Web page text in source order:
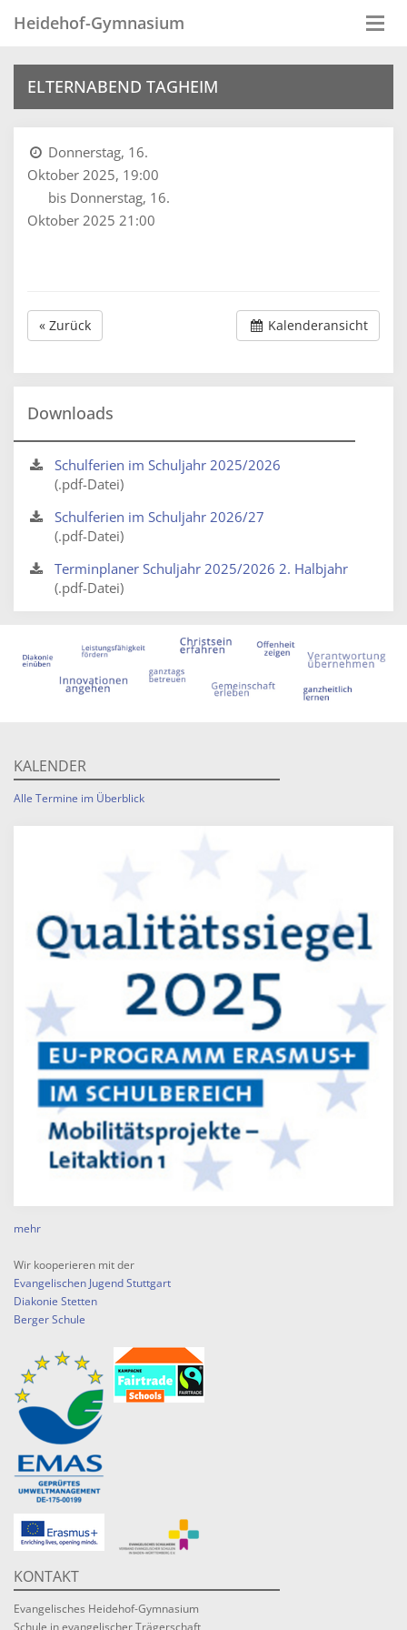
Heidehof-Gymnasium
ELTERNABEND TAGHEIM
Donnerstag, 16.
Oktober 2025, 19:00
bis Donnerstag, 16.
Oktober 2025 21:00
« Zurück Kalenderansicht
Downloads
Schulferien im Schuljahr 2025/2026
(.pdf-Datei)
Schulferien im Schuljahr 2026/27
(.pdf-Datei)
Terminplaner Schuljahr 2025/2026 2. Halbjahr
(.pdf-Datei)
KALENDER
Alle Termine im Überblick
mehr
Wir kooperieren mit der
Evangelischen Jugend Stuttgart
Diakonie Stetten
Berger Schule
KONTAKT
Evangelisches Heidehof-Gymnasium
Schule in evangelischer Trägerschaft